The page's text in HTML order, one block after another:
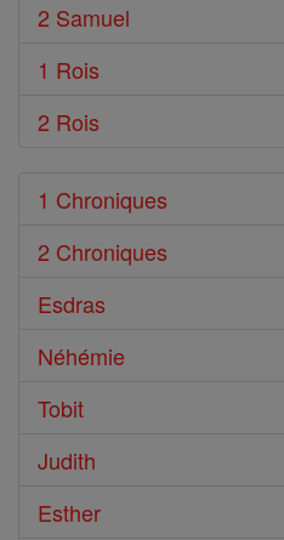
2 Samuel
1 Rois
2 Rois
1 Chroniques
2 Chroniques
Esdras
Néhémie
Tobit
Judith
Esther